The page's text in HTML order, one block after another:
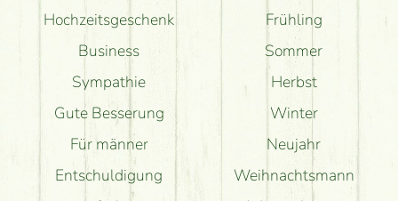
Hochzeitsgeschenk
Business
Sympathie
Gute Besserung
Für männer
Entschuldigung
Frühling
Sommer
Herbst
Winter
Neujahr
Weihnachtsmann